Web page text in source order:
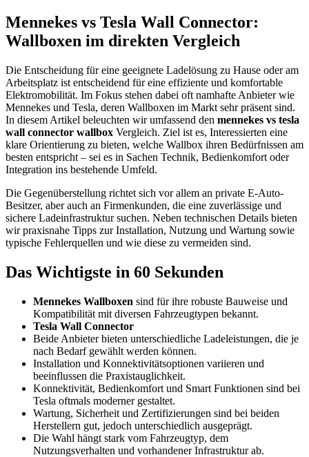
Mennekes vs Tesla Wall Connector:
Wallboxen im direkten Vergleich
Die Entscheidung für eine geeignete Ladelösung zu Hause oder am
Arbeitsplatz ist entscheidend für eine effiziente und komfortable
Elektromobilität. Im Fokus stehen dabei oft namhafte Anbieter wie
Mennekes und Tesla, deren Wallboxen im Markt sehr präsent sind.
In diesem Artikel beleuchten wir umfassend den mennekes vs tesla
wall connector wallbox Vergleich. Ziel ist es, Interessierten eine
klare Orientierung zu bieten, welche Wallbox ihren Bedürfnissen am
besten entspricht – sei es in Sachen Technik, Bedienkomfort oder
Integration ins bestehende Umfeld.
Die Gegenüberstellung richtet sich vor allem an private E-Auto-
Besitzer, aber auch an Firmenkunden, die eine zuverlässige und
sichere Ladeinfrastruktur suchen. Neben technischen Details bieten
wir praxisnahe Tipps zur Installation, Nutzung und Wartung sowie
typische Fehlerquellen und wie diese zu vermeiden sind.
Das Wichtigste in 60 Sekunden
Mennekes Wallboxen sind für ihre robuste Bauweise und
Kompatibilität mit diversen Fahrzeugtypen bekannt.
Tesla Wall Connector
Beide Anbieter bieten unterschiedliche Ladeleistungen, die je
nach Bedarf gewählt werden können.
Installation und Konnektivitätsoptionen variieren und
beeinflussen die Praxistauglichkeit.
Konnektivität, Bedienkomfort und Smart Funktionen sind bei
Tesla oftmals moderner gestaltet.
Wartung, Sicherheit und Zertifizierungen sind bei beiden
Herstellern gut, jedoch unterschiedlich ausgeprägt.
Die Wahl hängt stark vom Fahrzeugtyp, dem
Nutzungsverhalten und vorhandener Infrastruktur ab.